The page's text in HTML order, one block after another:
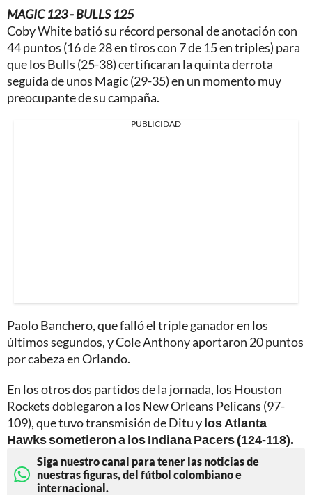
MAGIC 123 - BULLS 125
Coby White batió su récord personal de anotación con
44 puntos (16 de 28 en tiros con 7 de 15 en triples) para
que los Bulls (25-38) certificaran la quinta derrota
seguida de unos Magic (29-35) en un momento muy
preocupante de su campaña.
PUBLICIDAD
Paolo Banchero, que falló el triple ganador en los
últimos segundos, y Cole Anthony aportaron 20 puntos
por cabeza en Orlando.
En los otros dos partidos de la jornada, los Houston
Rockets doblegaron a los New Orleans Pelicans (97-
109), que tuvo transmisión de Ditu ylos Atlanta
Hawks sometieron a los Indiana Pacers (124-118).
Siga nuestro canal para tener las noticias de
nuestras figuras, del fútbol colombiano e
internacional.